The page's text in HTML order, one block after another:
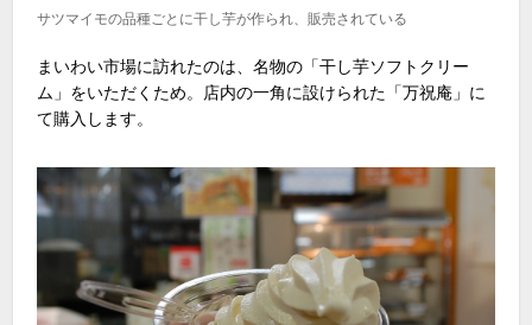
サツマイモの品種ごとに干し芋が作られ、販売されている
まいわい市場に訪れたのは、名物の「干し芋ソフトクリー
ム」をいただくため。店内の一角に設けられた「万祝庵」に
て購入します。